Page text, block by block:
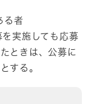
る者
実施しても応募
ときは、公募に
する。